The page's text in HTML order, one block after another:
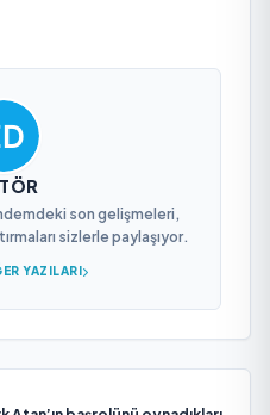
son gelişmeleri,
sizlerle paylaşıyor.
YAZILARI